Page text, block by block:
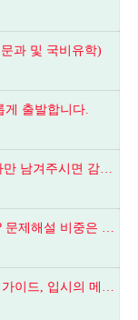
과 및 국비유학)
게 출발합니다.
PDF 자료 구매시, 카카오톡 채널에 문자하나만 남겨주시면 감사하겠습니다.
念 강의의 이해. 이과센세 개념 강의 인가요? 문제해설 비중은 어떻게 되나요? 등
「도일 대학입시 유학편」 일유생들을 위한 가이드, 입시의 메뉴얼